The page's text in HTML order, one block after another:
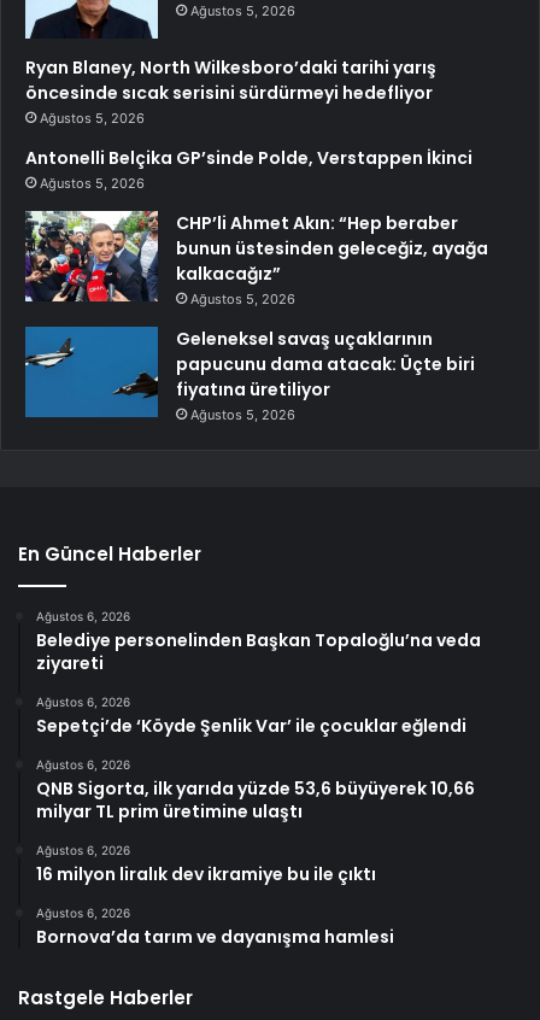
Ağustos 5, 2026
Ryan Blaney, North Wilkesboro’daki tarihi yarış
öncesinde sıcak serisini sürdürmeyi hedefliyor
Ağustos 5, 2026
Antonelli Belçika GP’sinde Polde, Verstappen İkinci
Ağustos 5, 2026
CHP’li Ahmet Akın: “Hep beraber
bunun üstesinden geleceğiz, ayağa
kalkacağız”
Ağustos 5, 2026
Geleneksel savaş uçaklarının
papucunu dama atacak: Üçte biri
fiyatına üretiliyor
Ağustos 5, 2026
En Güncel Haberler
Ağustos 6, 2026
Belediye personelinden Başkan Topaloğlu’na veda
ziyareti
Ağustos 6, 2026
Sepetçi’de ‘Köyde Şenlik Var’ ile çocuklar eğlendi
Ağustos 6, 2026
QNB Sigorta, ilk yarıda yüzde 53,6 büyüyerek 10,66
milyar TL prim üretimine ulaştı
Ağustos 6, 2026
16 milyon liralık dev ikramiye bu ile çıktı
Ağustos 6, 2026
Bornova’da tarım ve dayanışma hamlesi
Rastgele Haberler